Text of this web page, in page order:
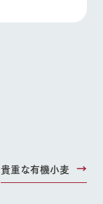
貴重な有機小麦